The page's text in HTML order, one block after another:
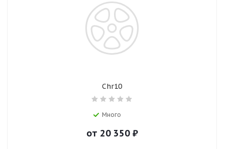
Chr10
Много
от 20 350₽